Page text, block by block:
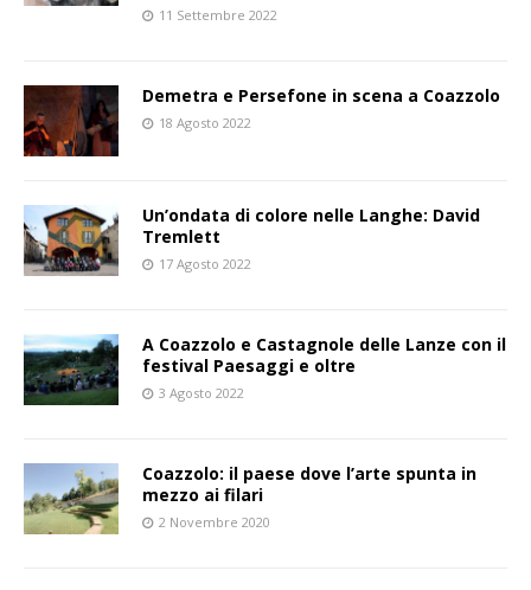
11 Settembre 2022
Demetra e Persefone in scena a Coazzolo
18 Agosto 2022
Un’ondata di colore nelle Langhe: David
Tremlett
17 Agosto 2022
A Coazzolo e Castagnole delle Lanze con il
festival Paesaggi e oltre
3 Agosto 2022
Coazzolo: il paese dove l’arte spunta in
mezzo ai filari
2 Novembre 2020